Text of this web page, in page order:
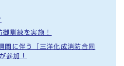
訓練を実施！
間に伴う「三洋化成消防合同
参加！